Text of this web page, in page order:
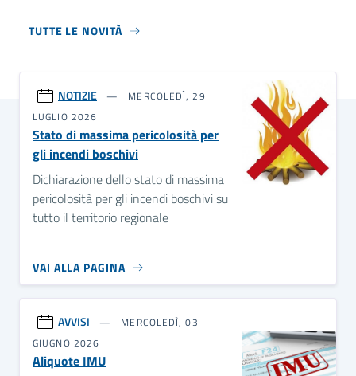
TUTTE LE NOVITÀ
NOTIZIE
MERCOLEDÌ, 29
LUGLIO 2026
Stato di massima pericolosità per
gli incendi boschivi
Dichiarazione dello stato di massima
pericolosità per gli incendi boschivi su
tutto il territorio regionale
VAI ALLA PAGINA
AVVISI
MERCOLEDÌ, 03
GIUGNO 2026
Aliquote IMU